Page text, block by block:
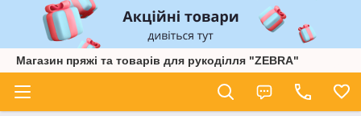
Магазин пряжі та товарів для рукоділля "ZEBRA"